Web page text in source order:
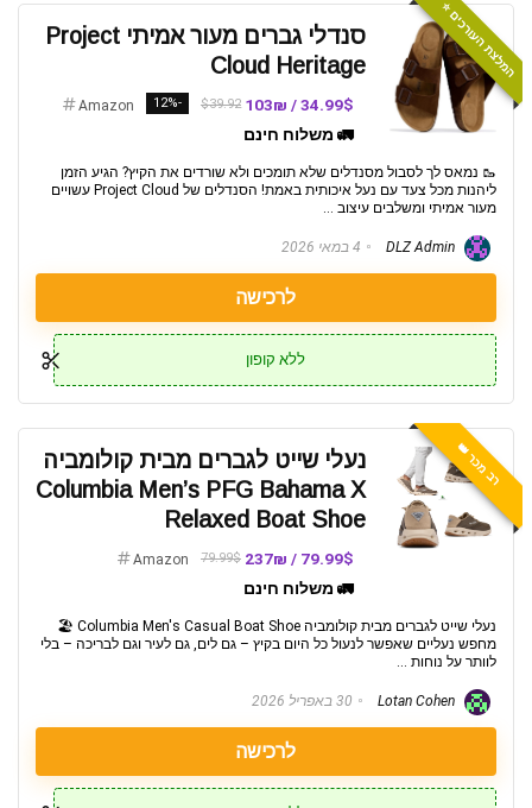
המלצת העורכים ⭐️
סנדלי גברים מעור אמיתי Project
Cloud Heritage
34.99$ / 103₪
$39.92
-12%
Amazon
🚛 משלוח חינם
🥾 נמאס לך לסבול מסנדלים שלא תומכים ולא שורדים את הקיץ? הגיע הזמן
ליהנות מכל צעד עם נעל איכותית באמת! הסנדלים של Project Cloud עשויים
מעור אמיתי ומשלבים עיצוב ...
4 במאי 2026
לרכישה
ללא קופון
רב מכר 👑
נעלי שייט לגברים מבית קולומביה
Columbia Men’s PFG Bahama X
Relaxed Boat Shoe
79.99$ / 237₪
79.99$
Amazon
🚛 משלוח חינם
נעלי שייט לגברים מבית קולומביה Columbia Men's Casual Boat Shoe 🏖️
מחפש נעליים שאפשר לנעול כל היום בקיץ – גם לים, גם לעיר וגם לבריכה – בלי
לוותר על נוחות ...
30 באפריל 2026
לרכישה